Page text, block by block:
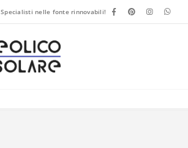
Specialisti nelle fonte rinnovabili!